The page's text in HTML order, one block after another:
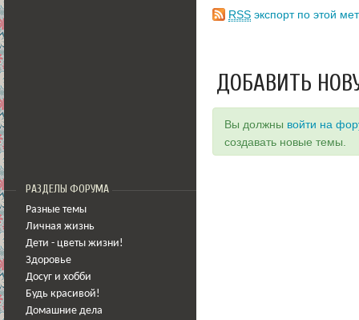
РАЗДЕЛЫ ФОРУМА
Разные темы
Личная жизнь
Дети - цветы жизни!
Здоровье
Досуг и хобби
Будь красивой!
Домашние дела
RSS экспорт по этой
ДОБАВИТЬ
Вы должны войти на
создавать новые темы.